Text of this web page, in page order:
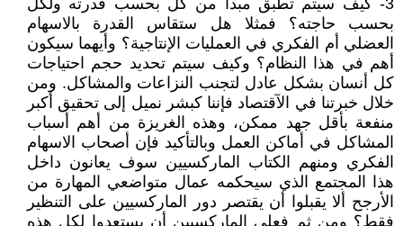
3- كيف سيتم تطبق مبدأ من كل بحسب قدرته ولكل
بحسب حاجته؟ فمثلا هل ستقاس القدرة بالاسهام
العضلي أم الفكري في العمليات الإنتاجية؟ وأيهما سيكون
أهم في هذا النظام؟ وكيف سيتم تحديد حجم احتياجات
كل أنسان بشكل عادل لتجنب النزاعات والمشاكل. ومن
خلال خبرتنا في الآقتصاد فإننا كبشر نميل إلى تحقيق أكبر
منفعة بأقل جهد ممكن، وهذه الغريزة من أهم أسباب
المشاكل في أماكن العمل وبالتأكيد فإن أصحاب الاسهام
الفكري ومنهم الكتاب الماركسيين سوف يعانون داخل
هذا المجتمع الذي سيحكمه عمال متواضعي المهارة من
الأرجح ألا يقبلوا أن يقتصر دور الماركسيين على التنظير
فقط؟ ومن ثم فعلى الماركسيين أن يستعدوا لكل هذه